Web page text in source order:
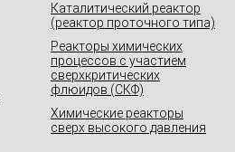
Каталитический реактор
(реактор проточного типа)
Реакторы химических
процессов с участием
сверхкритических
флюидов (СКФ)
Химические реакторы
сверх высокого давления